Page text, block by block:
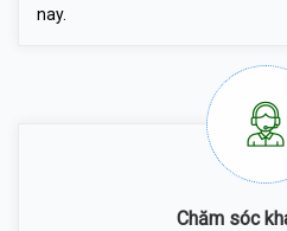
nay.
Chăm sóc